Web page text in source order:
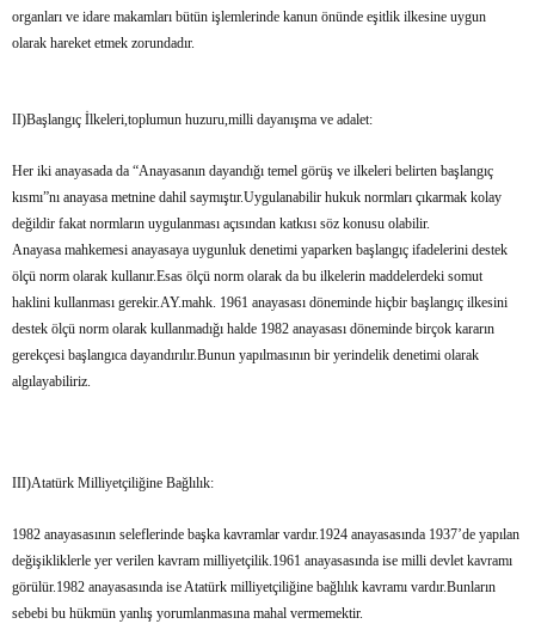
organları ve idare makamları bütün işlemlerinde kanun önünde eşitlik ilkesine uygun
olarak hareket etmek zorundadır.
II)Başlangıç İlkeleri,toplumun huzuru,milli dayanışma ve adalet:
Her iki anayasada da “Anayasanın dayandığı temel görüş ve ilkeleri belirten başlangıç
kısmı”nı anayasa metnine dahil saymıştır.Uygulanabilir hukuk normları çıkarmak kolay
değildir fakat normların uygulanması açısından katkısı söz konusu olabilir.
Anayasa mahkemesi anayasaya uygunluk denetimi yaparken başlangıç ifadelerini destek
ölçü norm olarak kullanır.Esas ölçü norm olarak da bu ilkelerin maddelerdeki somut
haklini kullanması gerekir.AY.mahk. 1961 anayasası döneminde hiçbir başlangıç ilkesini
destek ölçü norm olarak kullanmadığı halde 1982 anayasası döneminde birçok kararın
gerekçesi başlangıca dayandırılır.Bunun yapılmasının bir yerindelik denetimi olarak
algılayabiliriz.
III)Atatürk Milliyetçiliğine Bağlılık:
1982 anayasasının seleflerinde başka kavramlar vardır.1924 anayasasında 1937’de yapılan
değişikliklerle yer verilen kavram milliyetçilik.1961 anayasasında ise milli devlet kavramı
görülür.1982 anayasasında ise Atatürk milliyetçiliğine bağlılık kavramı vardır.Bunların
sebebi bu hükmün yanlış yorumlanmasına mahal vermemektir.